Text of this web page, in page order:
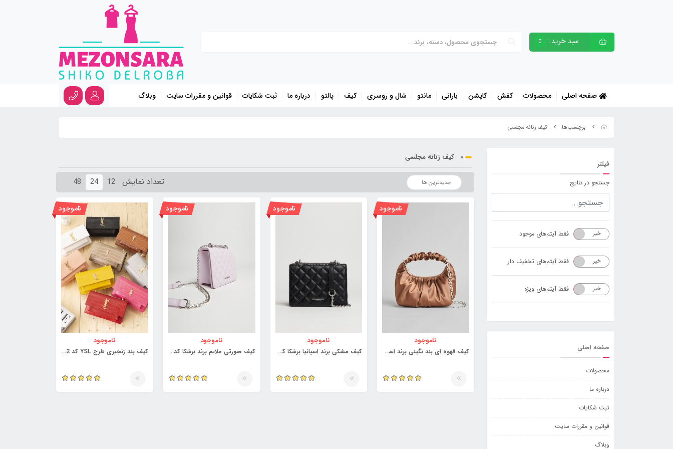
سبد خرید : 0
صفحه اصلی محصولات کفش کاپشن بارانی مانتو شال و روسری کیف پالتو درباره ما ثبت شکایات قوانین و مقررات سایت وبلاگ
برچسب‌ها کیف زنانه مجلسی
فیلتر
جستجو در نتایج
بله خیر فقط آیتم‌های موجود
بله خیر فقط آیتم‌های تخفیف دار
بله خیر فقط آیتم‌های ویژه
صفحه اصلی
محصولات
درباره ما
ثبت شکایات
قوانین و مقررات سایت
وبلاگ
کیف زنانه مجلسی
تعداد نمایش 12
24
48
ناموجود
ناموجود
کیف قهوه ای بند نگینی برند اسپانیا برشکا کد 3959528
ناموجود
ناموجود
کیف مشکی برند اسپانیا برشکا کد 3958923
ناموجود
ناموجود
کیف صورتی ملایم برند برشکا کد 3954687
ناموجود
ناموجود
کیف بند زنجیری طرح YSL کد 3889132